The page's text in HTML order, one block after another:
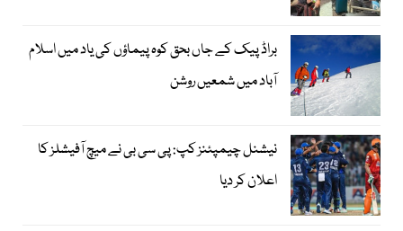
براڈ پیک کے جاں بحق کوہ پیماؤں کی یاد میں اسلام
آباد میں شمعیں روشن
نیشنل چیمپئنز کپ: پی سی بی نے میچ آفیشلز کا
اعلان کر دیا